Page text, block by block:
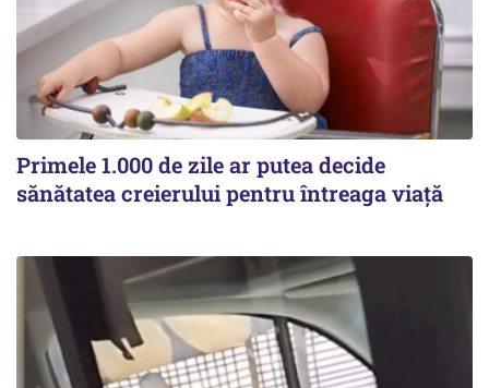
Primele 1.000 de zile ar putea decide
sănătatea creierului pentru întreaga viață